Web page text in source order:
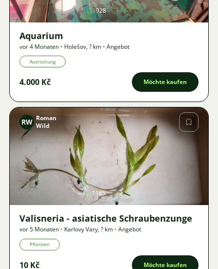
928
Aquarium
vor 4 Monaten • Holešov,? km • Angebot
Ausrüstung
4.000 Kč Möchte kaufen
Bild
RW Roman
Wild
1185 2
Valisneria - asiatische Schraubenzunge
vor 5 Monaten • Karlovy Vary,? km • Angebot
Pflanzen
10 Kč Möchte kaufen